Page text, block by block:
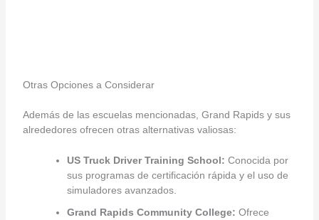
Otras Opciones a Considerar
Además de las escuelas mencionadas, Grand Rapids y sus
alrededores ofrecen otras alternativas valiosas:
US Truck Driver Training School: Conocida por
sus programas de certificación rápida y el uso de
simuladores avanzados.
Grand Rapids Community College: Ofrece